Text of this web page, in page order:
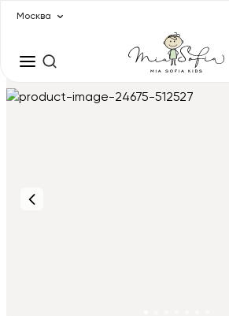
Москва